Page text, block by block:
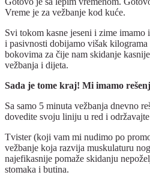
Vreme je za vežbanje kod kuće.
Svi tokom kasne jeseni i zime imamo
i pasivnosti dobijamo višak kilograma
bokovima za čije nam skidanje
vežbanja i dijeta.
Sada je tome kraj! Mi imamo
Sa samo 5 minuta vežbanja dnevno
dovedite svoju liniju u red i
Tvister (koji vam mi nudimo po
vežbanje koja razvija muskulaturu
najefikasnije pomaže skidanju
stomaka i butina.